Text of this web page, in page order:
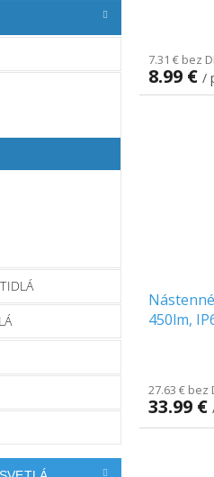
7.31 € bez
8.99 € /
450lm,
27.63 € bez
33.99 €